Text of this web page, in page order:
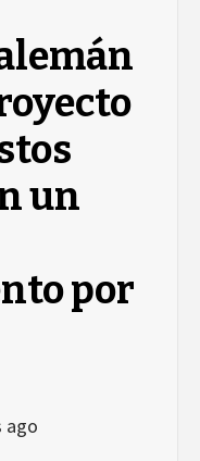
un
por
ago